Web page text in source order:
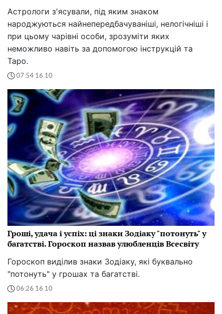
Астрологи з'ясували, під яким знаком
народжуються найнепередбачуваніші, нелогічніші і
при цьому чарівні особи, зрозуміти яких
неможливо навіть за допомогою інструкцій та
Таро.
07:54 16.10
Гроші, удача і успіх: ці знаки Зодіаку "потонуть" у
багатстві. Гороскоп назвав улюбленців Всесвіту
Гороскоп виділив знаки Зодіаку, які буквально
"потонуть" у грошах та багатстві.
06:26 16.10